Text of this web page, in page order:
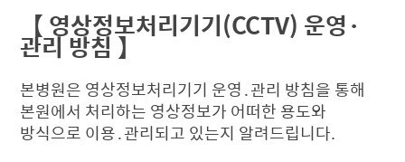
【 영상정보처리기기(CCTV) 운영·
관리 방침 】
본병원은 영상정보처리기기 운영․관리 방침을 통해
본원에서 처리하는 영상정보가 어떠한 용도와
방식으로 이용․관리되고 있는지 알려드립니다.